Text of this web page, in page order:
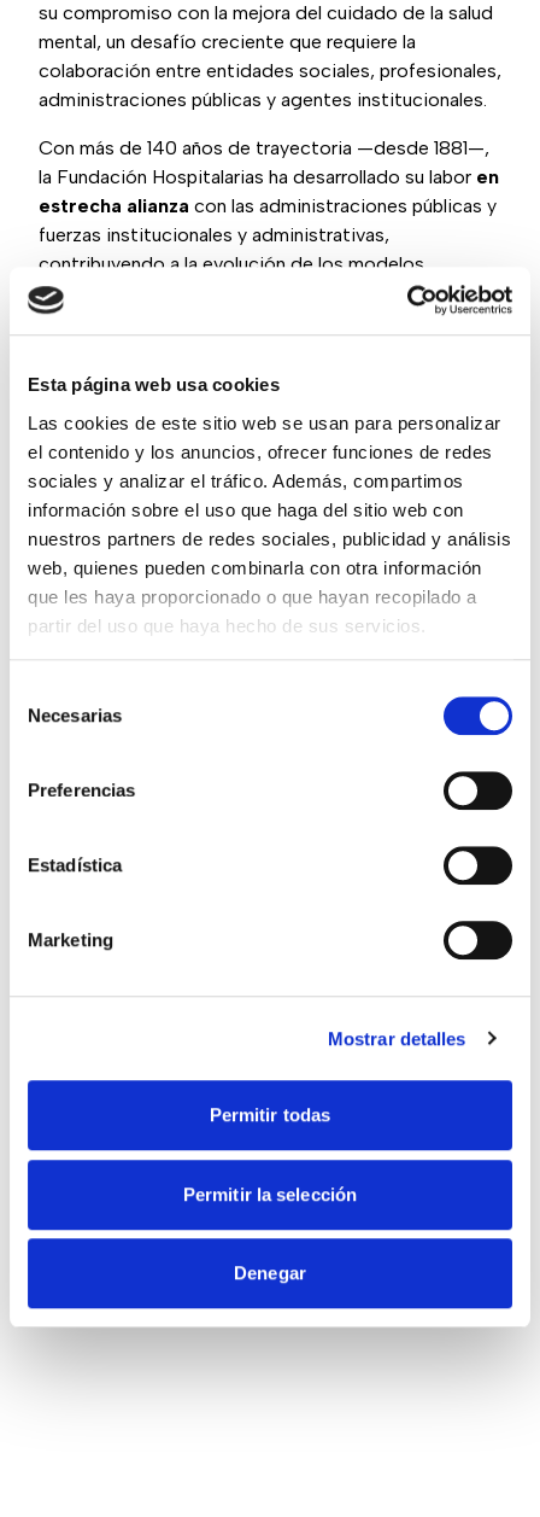
Esta página web usa cookies
Las cookies de este sitio web se usan para personalizar
el contenido y los anuncios, ofrecer funciones de redes
sociales y analizar el tráfico. Además, compartimos
información sobre el uso que haga del sitio web con
nuestros partners de redes sociales, publicidad y análisis
web, quienes pueden combinarla con otra información
que les haya proporcionado o que hayan recopilado a
partir del uso que haya hecho de sus servicios.
Necesarias
Preferencias
Estadística
Marketing
Mostrar detalles
Permitir todas
Permitir la selección
Denegar
su compromiso con la mejora del cuidado de la salud
mental, un desafío creciente que requiere la
colaboración entre entidades sociales, profesionales,
administraciones públicas y agentes institucionales.
Con más de 140 años de trayectoria —desde 1881—,
la Fundación Hospitalarias ha desarrollado su labor en
estrecha alianza con las administraciones públicas y
fuerzas institucionales y administrativas,
contribuyendo a la evolución de los modelos
asistenciales en salud mental.
En este sentido, desde la organización se defendió
recuperación integral de su proyecto de vida. Este
modelo pone especial atención en las personas más
vulnerables, promoviendo una atención que va más
allá de lo clínico y que integra lasdimensiones
social, emocional, espiritual y comunitaria.
La participación en este tipo de foros refuerza
nuestro compromiso con lageneración de alianzas
y soluciones compartidas que permitan avanzar
Abarcamos todas las dimensiones de la
cristiana